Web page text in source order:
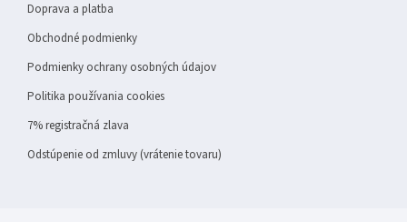
Doprava a platba
Obchodné podmienky
Podmienky ochrany osobných údajov
Politika používania cookies
7% registračná zlava
Odstúpenie od zmluvy (vrátenie tovaru)